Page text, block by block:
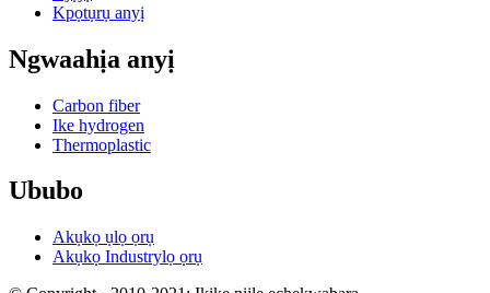
Kpọtụrụ anyị
Ngwaahịa anyị
Carbon fiber
Ike hydrogen
Thermoplastic
Ububo
Akụkọ ụlọ ọrụ
Akụkọ Industrylọ ọrụ